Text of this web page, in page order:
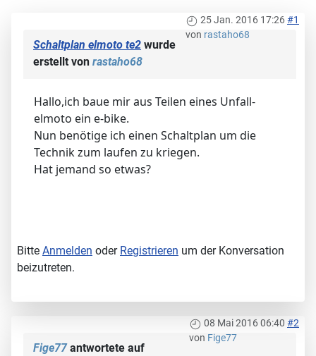
25 Jan. 2016 17:26#1
von rastaho68
Schaltplan elmoto te2 wurde
erstellt von rastaho68
Hallo,ich baue mir aus Teilen eines Unfall-
elmoto ein e-bike.
Nun benötige ich einen Schaltplan um die
Technik zum laufen zu kriegen.
Hat jemand so etwas?
Bitte Anmelden oder Registrieren um der Konversation
beizutreten.
08 Mai 2016 06:40 #2
von Fige77
Fige77antwortete auf